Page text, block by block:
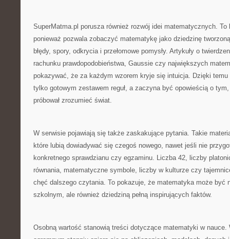
SuperMatma.pl porusza również rozwój idei matematycznych. To
ponieważ pozwala zobaczyć matematykę jako dziedzinę
błędy, spory, odkrycia i przełomowe pomysły. Artykuły o
rachunku prawdopodobieństwa, Gaussie czy największych
pokazywać, że za każdym wzorem kryje się intuicja. Dzięki
tylko gotowym zestawem reguł, a zaczyna być opowieścią o
próbował zrozumieć świat.
W serwisie pojawiają się także zaskakujące pytania. Takie
które lubią dowiadywać się czegoś nowego, nawet jeśli nie
konkretnego sprawdzianu czy egzaminu. Liczba 42, liczby
równania, matematyczne symbole, liczby w kulturze czy
chęć dalszego czytania. To pokazuje, że matematyka może być
szkolnym, ale również dziedziną pełną inspirujących faktów.
Osobną wartość stanowią treści dotyczące matematyki w nauce.